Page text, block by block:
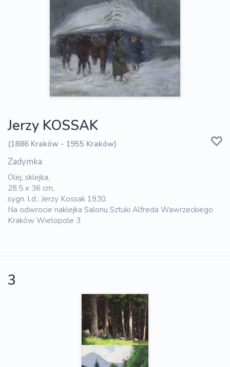
Jerzy KOSSAK
(1886 Kraków - 1955 Kraków)
Zadymka
Olej, sklejka,
28,5 x 36 cm,
sygn. l.d.: Jerzy Kossak 1930.
Na odwrocie naklejka Salonu Sztuki Alfreda Wawrzeckiego
Kraków Wielopole 3
3